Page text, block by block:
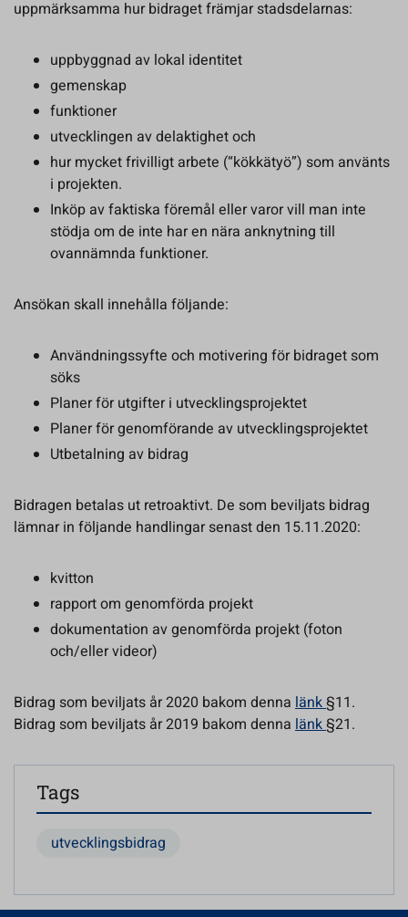
uppmärksamma hur bidraget främjar stadsdelarnas:
uppbyggnad av lokal identitet
gemenskap
funktioner
utvecklingen av delaktighet och
hur mycket frivilligt arbete (“kökkätyö”) som använts
i projekten.
Inköp av faktiska föremål eller varor vill man inte
stödja om de inte har en nära anknytning till
ovannämnda funktioner.
Ansökan skall innehålla följande:
Användningssyfte och motivering för bidraget som
söks
Planer för utgifter i utvecklingsprojektet
Planer för genomförande av utvecklingsprojektet
Utbetalning av bidrag
Bidragen betalas ut retroaktivt. De som beviljats bidrag
lämnar in följande handlingar senast den 15.11.2020:
kvitton
rapport om genomförda projekt
dokumentation av genomförda projekt (foton
och/eller videor)
Bidrag som beviljats år 2020 bakom denna länk§11.
Bidrag som beviljats år 2019 bakom denna länk§21.
Tags
utvecklingsbidrag